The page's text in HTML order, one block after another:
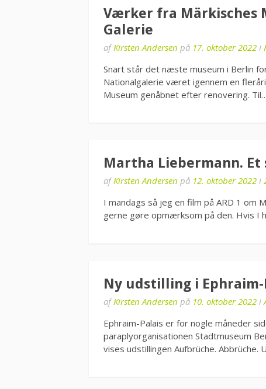
Værker fra Märkisches
Galerie
afKirsten Andersen på 17. oktober 2022 i
Snart står det næste museum i Berlin
Nationalgalerie været igennem en
Museum genåbnet efter renovering.
Martha Liebermann.
afKirsten Andersen på 12. oktober 2022 i
I mandags så jeg en film på ARD 1 om
gerne gøre opmærksom på den. Hvis I
Ny udstilling i Ephraim-
afKirsten Andersen på 10. oktober 2022 i
Ephraim-Palais er for nogle måneder
paraplyorganisationen Stadtmuseum
vises udstillingen Aufbrüche. Abbrüche.